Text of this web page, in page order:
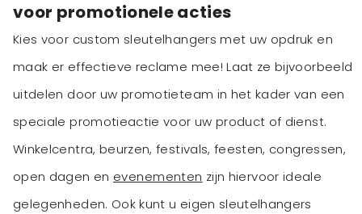
voor promotionele acties
Kies voor custom sleutelhangers met uw opdruk en
maak er effectieve reclame mee! Laat ze bijvoorbeeld
uitdelen door uw promotieteam in het kader van een
speciale promotieactie voor uw product of dienst.
Winkelcentra, beurzen, festivals, feesten, congressen,
open dagen en evenementen zijn hiervoor ideale
gelegenheden. Ook kunt u eigen sleutelhangers